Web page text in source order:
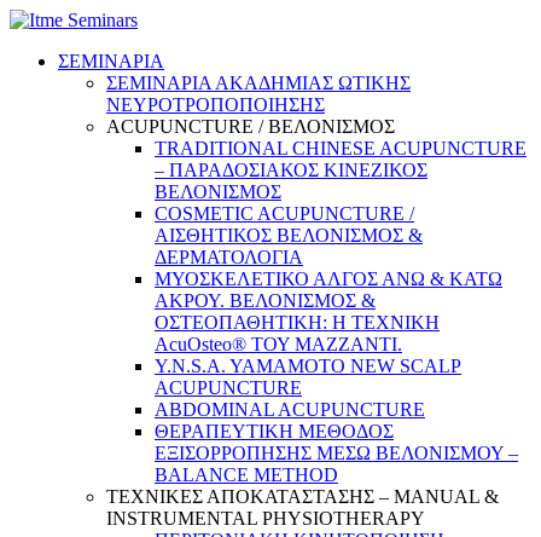
ΣΕΜΙΝΑΡΙΑ
ΣΕΜΙΝΑΡΙΑ ΑΚΑΔΗΜΙΑΣ ΩΤΙΚΗΣ
ΝΕΥΡΟΤΡΟΠΟΠΟΙΗΣΗΣ
ACUPUNCTURE / ΒΕΛΟΝΙΣΜΟΣ
TRADITIONAL CHINESE ACUPUNCTURE
– ΠΑΡΑΔΟΣΙΑΚΟΣ ΚΙΝΕΖΙΚΟΣ
ΒΕΛΟΝΙΣΜΟΣ
COSMETIC ACUPUNCTURE /
ΑΙΣΘΗΤΙΚΟΣ ΒΕΛΟΝΙΣΜΟΣ &
ΔΕΡΜΑΤΟΛΟΓΙΑ
ΜΥΟΣΚΕΛΕΤΙΚΟ ΑΛΓΟΣ ΑΝΩ & ΚΑΤΩ
ΑΚΡΟΥ. ΒΕΛΟΝΙΣΜΟΣ &
ΟΣΤΕΟΠΑΘΗΤΙΚΗ: Η ΤΕΧΝΙΚΗ
AcuOsteo® ΤΟΥ MAZZANTI.
Y.N.S.A. YAMAMOTO NEW SCALP
ACUPUNCTURE
ABDOMINAL ACUPUNCTURE
ΘΕΡΑΠΕΥΤΙΚΗ ΜΕΘΟΔΟΣ
ΕΞΙΣΟΡΡΟΠΗΣΗΣ ΜΕΣΩ ΒΕΛΟΝΙΣΜΟΥ –
BALANCE METHOD
ΤΕΧΝΙΚΕΣ ΑΠΟΚΑΤΑΣΤΑΣΗΣ – MANUAL &
INSTRUMENTAL PHYSIOTHERAPY